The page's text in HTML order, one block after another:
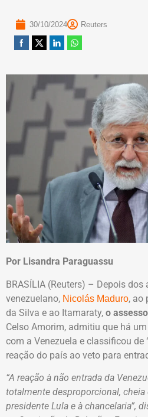
30/10/2024 Reuters
Por Lisandra Paraguassu
BRASÍLIA (Reuters) – Depois
venezuelano, Nicolás Maduro, ao
da Silva e ao Itamaraty, o
Celso Amorim, admitiu que há
com a Venezuela e classificou de
reação do país ao veto para
“A reação à não entrada da
totalmente desproporcional, cheia
presidente Lula e à chancelaria”,